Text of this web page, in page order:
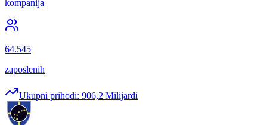
kompanija
64.545
zaposlenih
Ukupni prihodi: 906,2 Milijardi